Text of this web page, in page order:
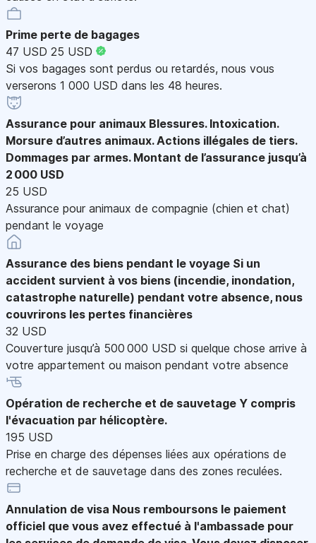
Prime perte de bagages
47 USD 25 USD
Si vos bagages sont perdus ou retardés, nous vous
verserons 1 000 USD dans les 48 heures.
Assurance pour animaux Blessures. Intoxication.
Morsure d’autres animaux. Actions illégales de tiers.
Dommages par armes. Montant de l’assurance jusqu’à
2 000 USD
25 USD
Assurance pour animaux de compagnie (chien et chat)
pendant le voyage
Assurance des biens pendant le voyage Si un
accident survient à vos biens (incendie, inondation,
catastrophe naturelle) pendant votre absence, nous
couvrirons les pertes financières
32 USD
Couverture jusqu’à 500 000 USD si quelque chose arrive à
votre appartement ou maison pendant votre absence
Opération de recherche et de sauvetage Y compris
l'évacuation par hélicoptère.
195 USD
Prise en charge des dépenses liées aux opérations de
recherche et de sauvetage dans des zones reculées.
Annulation de visa Nous remboursons le paiement
officiel que vous avez effectué à l'ambassade pour